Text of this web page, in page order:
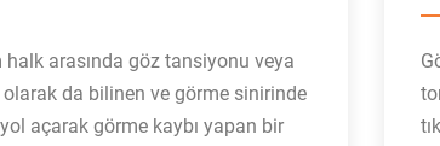
halk arasında göz tansiyonu veya
olarak da bilinen ve görme sinirinde
açarak görme kaybı yapan bir